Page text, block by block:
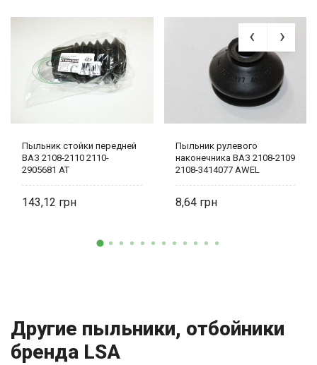
Пыльник стойки передней
ВАЗ 2108-2110 2110-
2905681 AT
143,12
Пыльник рулевого
наконечника ВАЗ 2108-2109
2108-3414077 AWEL
8,64
Другие пыльники, отбойники
бренда LSA